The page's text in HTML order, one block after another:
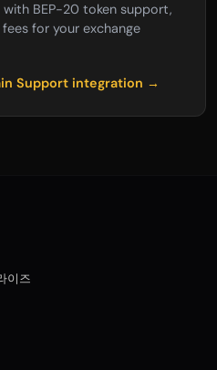
BEP-20 token support,
for your exchange
Support integration →
이즈